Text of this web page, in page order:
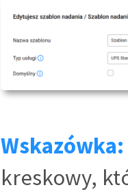
Wskazówka:
kreskowy,